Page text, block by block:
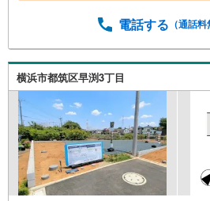
も知り尽くしてます！学区の
水曜日）この時間帯はお電話
にご案内できます。★物件ツア
地を見学する」ボタンよりお問
ご案内可能な日程をご連絡させ
電話する （通話料
横浜市都筑区早渕3丁目